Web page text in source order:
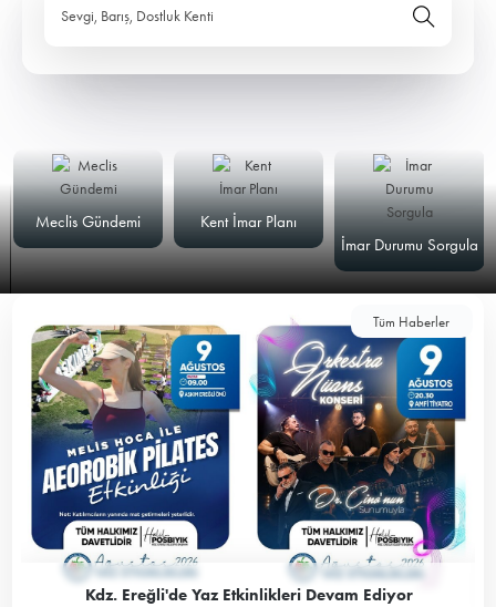
Sevgi, Barış, Dostluk Kenti
Meclis Gündemi
Kent İmar Planı
İmar Durumu Sorgula
Tüm Haberler
Kdz. Ereğli'de Yaz Etkinlikleri Devam Ediyor